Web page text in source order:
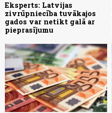
Eksperts: Latvijas
zivrūpniecība tuvākajos
gados var netikt galā ar
pieprasījumu